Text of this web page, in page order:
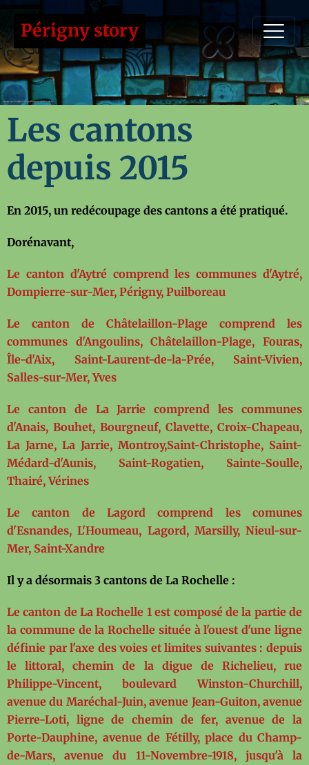
Périgny story
Les cantons
depuis 2015
En 2015, un redécoupage des cantons a été pratiqué.
Dorénavant,
Le canton d'Aytré comprend les communes d'Aytré,
Dompierre-sur-Mer, Périgny, Puilboreau
Le canton de Châtelaillon-Plage comprend les
communes d'Angoulins, Châtelaillon-Plage, Fouras,
Île-d'Aix, Saint-Laurent-de-la-Prée, Saint-Vivien,
Salles-sur-Mer, Yves
Le canton de La Jarrie comprend les communes
d'Anais, Bouhet, Bourgneuf, Clavette, Croix-Chapeau,
La Jarne, La Jarrie, Montroy,Saint-Christophe, Saint-
Médard-d'Aunis, Saint-Rogatien, Sainte-Soulle,
Thairé, Vérines
Le canton de Lagord comprend les comunes
d'Esnandes, L'Houmeau, Lagord, Marsilly, Nieul-sur-
Mer, Saint-Xandre
Il y a désormais 3 cantons de La Rochelle :
Le canton de La Rochelle 1 est composé de la partie de
la commune de la Rochelle située à l'ouest d'une ligne
définie par l'axe des voies et limites suivantes : depuis
le littoral, chemin de la digue de Richelieu, rue
Philippe-Vincent, boulevard Winston-Churchill,
avenue du Maréchal-Juin, avenue Jean-Guiton, avenue
Pierre-Loti, ligne de chemin de fer, avenue de la
Porte-Dauphine, avenue de Fétilly, place du Champ-
de-Mars, avenue du 11-Novembre-1918, jusqu'à la